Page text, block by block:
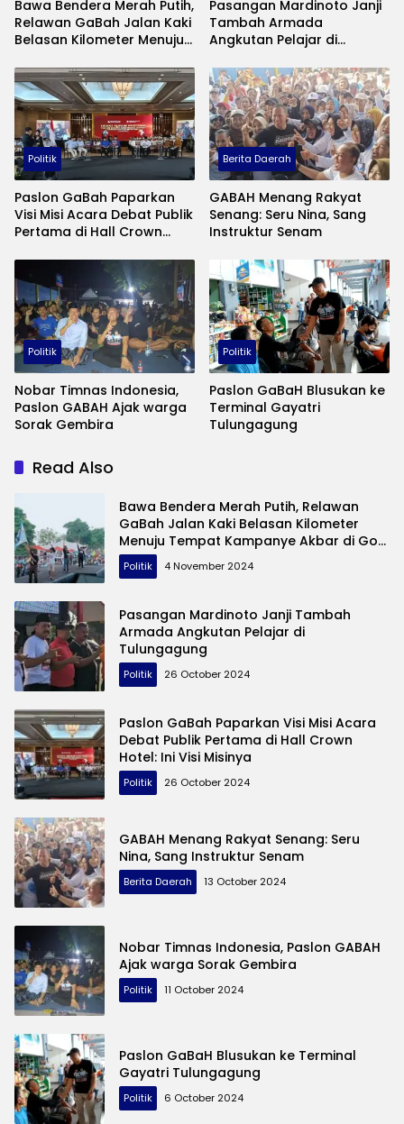
Bawa Bendera Merah Putih,
Relawan GaBah Jalan Kaki
Belasan Kilometer Menuju
di Gor Lembupeteng
Tulungagung
Pasangan Mardinoto Janji
Tambah Armada
Angkutan Pelajar di
Politik
Paslon GaBah Paparkan
Visi Misi Acara Debat Publik
Pertama di Hall Crown
Berita Daerah
GABAH Menang Rakyat
Senang: Seru Nina, Sang
Instruktur Senam
Politik
Nobar Timnas Indonesia,
Paslon GABAH Ajak warga
Sorak Gembira
Politik
Paslon GaBaH Blusukan ke
Terminal Gayatri
Tulungagung
Read Also
Bawa Bendera Merah Putih, Relawan
GaBah Jalan Kaki Belasan Kilometer
Menuju Tempat Kampanye Akbar di Gor
Lembupeteng Tulungagung
Politik 4 November 2024
Pasangan Mardinoto Janji Tambah
Armada Angkutan Pelajar di
Tulungagung
Politik 26 October 2024
Paslon GaBah Paparkan Visi Misi Acara
Debat Publik Pertama di Hall Crown
Hotel: Ini Visi Misinya
Politik 26 October 2024
GABAH Menang Rakyat Senang: Seru
Nina, Sang Instruktur Senam
Berita Daerah 13 October 2024
Nobar Timnas Indonesia, Paslon GABAH
Ajak warga Sorak Gembira
Politik 11 October 2024
Paslon GaBaH Blusukan ke Terminal
Gayatri Tulungagung
Politik 6 October 2024